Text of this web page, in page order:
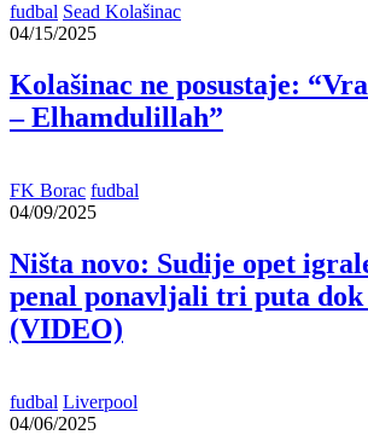
fudbal Sead Kolašinac
04/15/2025
Kolašinac ne posustaje:
– Elhamdulillah”
FK Borac fudbal
04/09/2025
Ništa novo: Sudije opet
penal ponavljali tri puta dok
(VIDEO)
fudbal Liverpool
04/06/2025